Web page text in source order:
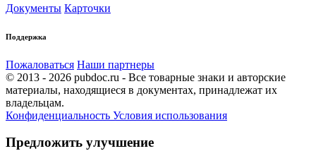
Документы Карточки
Поддержка
Пожаловаться Наши партнеры
© 2013 - 2026 pubdoc.ru - Все товарные знаки и авторские
материалы, находящиеся в документах, принадлежат их
владельцам.
Конфиденциальность Условия использования
Предложить улучшение